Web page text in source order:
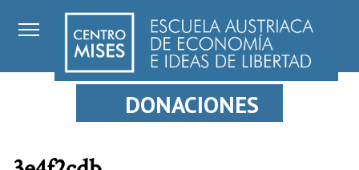
DONACIONES